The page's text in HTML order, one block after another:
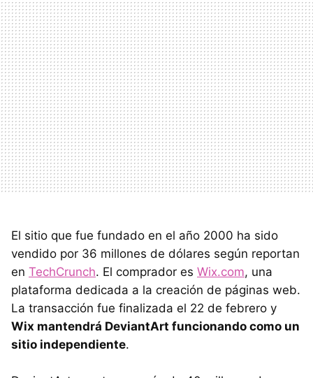
El sitio que fue fundado en el año 2000 ha sido
vendido por 36 millones de dólares según reportan
en TechCrunch. El comprador es Wix.com, una
plataforma dedicada a la creación de páginas web.
La transacción fue finalizada el 22 de febrero y
Wix mantendrá DeviantArt funcionando como un
sitio independiente.